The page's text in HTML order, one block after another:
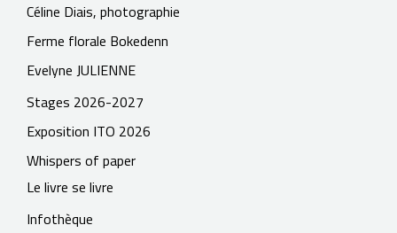
Céline Diais, photographie
Ferme florale Bokedenn
Evelyne JULIENNE
Stages 2026-2027
Exposition ITO 2026
Whispers of paper
Le livre se livre
Infothèque